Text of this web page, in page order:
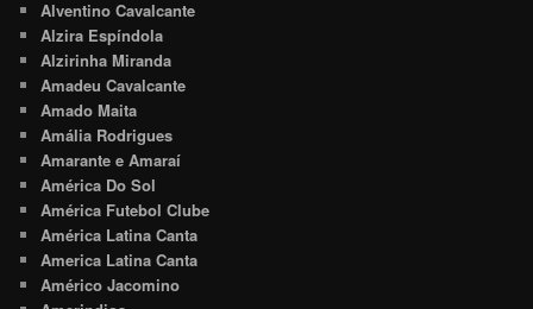
Alventino Cavalcante
Alzira Espíndola
Alzirinha Miranda
Amadeu Cavalcante
Amado Maita
Amália Rodrigues
Amarante e Amaraí
América Do Sol
América Futebol Clube
América Latina Canta
America Latina Canta
Américo Jacomino